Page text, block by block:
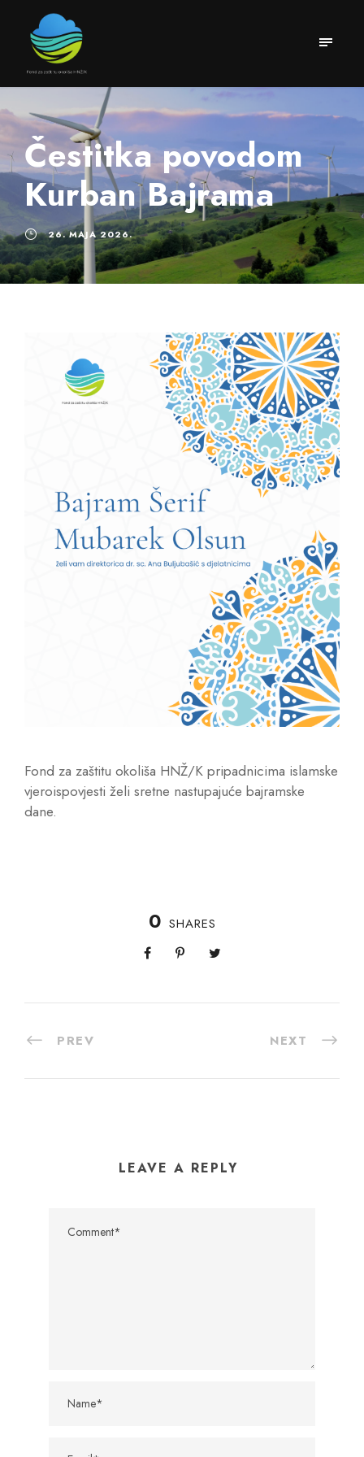
Čestitka povodom
Kurban Bajrama
26. MAJA 2026.
Fond za zaštitu okoliša HNŽ/K pripadnicima islamske
vjeroispovjesti želi sretne nastupajuće bajramske
dane.
0 SHARES
PREV NEXT
LEAVE A REPLY